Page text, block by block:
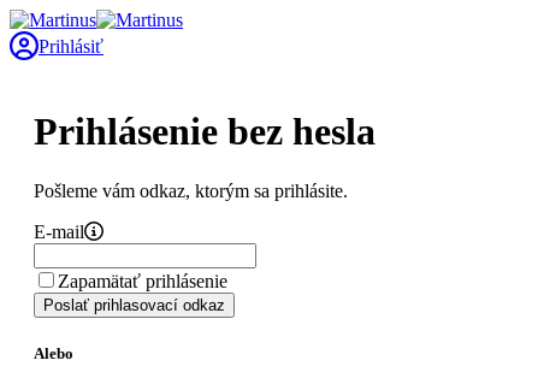
Prihlásiť
Prihlásenie bez hesla
Pošleme vám odkaz, ktorým sa prihlásite.
E-mail
Zapamätať prihlásenie
Poslať prihlasovací odkaz
Alebo